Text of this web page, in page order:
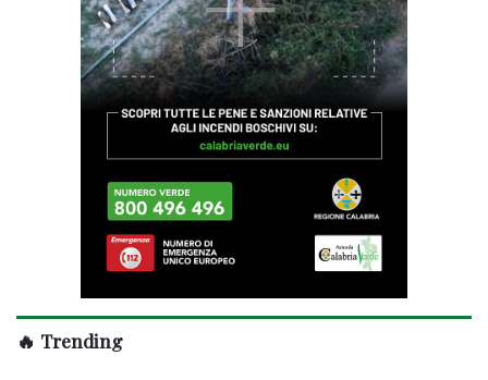
🔥 Trending